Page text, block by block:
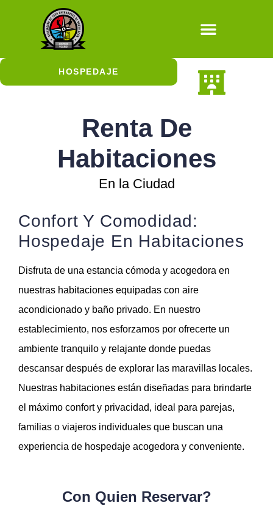
HOSPEDAJE
Renta De
Habitaciones
En la Ciudad
Confort Y Comodidad:
Hospedaje En Habitaciones
Disfruta de una estancia cómoda y acogedora en
nuestras habitaciones equipadas con aire
acondicionado y baño privado. En nuestro
establecimiento, nos esforzamos por ofrecerte un
ambiente tranquilo y relajante donde puedas
descansar después de explorar las maravillas locales.
Nuestras habitaciones están diseñadas para brindarte
el máximo confort y privacidad, ideal para parejas,
familias o viajeros individuales que buscan una
experiencia de hospedaje acogedora y conveniente.
Con Quien Reservar?